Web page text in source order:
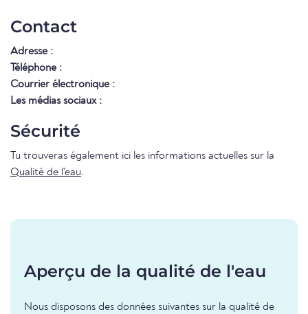
Contact
Adresse :
Téléphone :
Courrier électronique :
Les médias sociaux :
Sécurité
Tu trouveras également ici les informations actuelles sur la
Qualité de l'eau.
Aperçu de la qualité de l'eau
Nous disposons des données suivantes sur la qualité de